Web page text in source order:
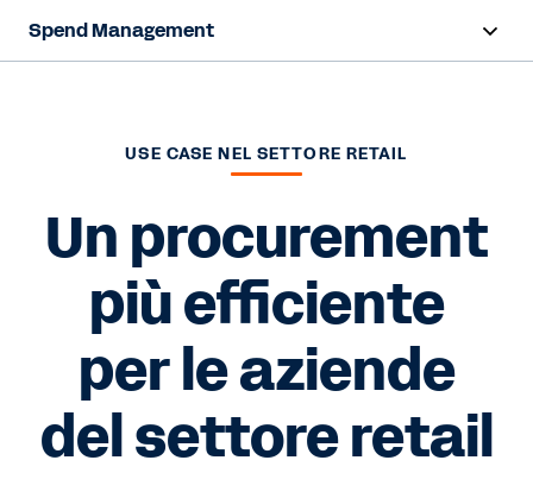
Spend Management
Funzionalità
Contattaci
USE CASE NEL SETTORE RETAIL
Un procurement
più efficiente
per le aziende
del settore retail